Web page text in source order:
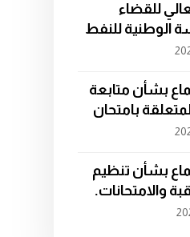
للقضاء
الوطنية للنفط
التعاون في
بشأن متابعة
بامتحان
الثانية
بشأن تنظيم
والامتحانات.